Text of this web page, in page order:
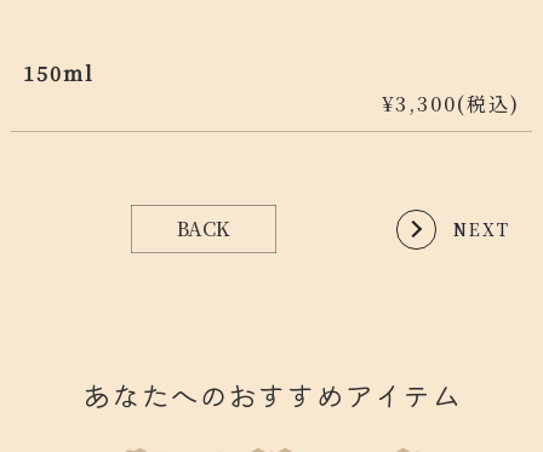
150ml
¥3,300(税込)
BACK NEXT
あなたへのおすすめアイテム